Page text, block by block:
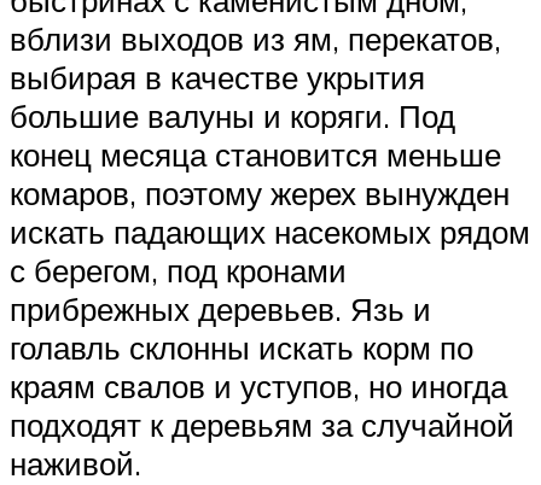
вблизи выходов из ям, перекатов,
выбирая в качестве укрытия
большие валуны и коряги. Под
конец месяца становится меньше
комаров, поэтому жерех вынужден
искать падающих насекомых рядом
с берегом, под кронами
прибрежных деревьев. Язь и
голавль склонны искать корм по
краям свалов и уступов, но иногда
подходят к деревьям за случайной
наживой.